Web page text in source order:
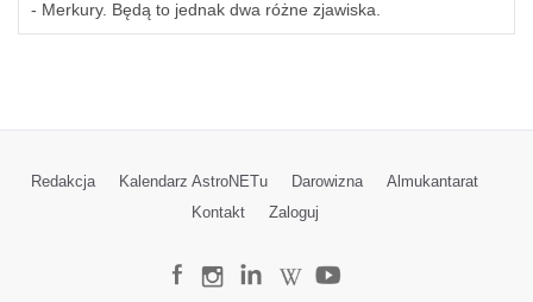
- Merkury. Będą to jednak dwa różne zjawiska.
Redakcja Kalendarz AstroNETu Darowizna
Almukantarat
Kontakt
Zaloguj